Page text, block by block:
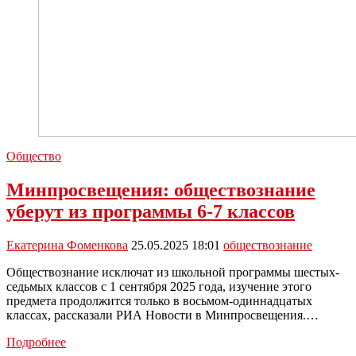
Общество
Минпросвещения: обществознание
уберут из программы 6-7 классов
Екатерина Фоменкова 25.05.2025 18:01 обществознание
Обществознание исключат из школьной программы шестых-
седьмых классов с 1 сентября 2025 года, изучение этого
предмета продолжится только в восьмом-одиннадцатых
классах, рассказали РИА Новости в Минпросвещения.…
ПодробнееМинпросвещения: